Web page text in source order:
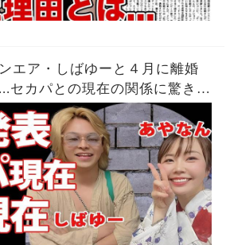
エア・しばゆーと４月に離婚
セカパとの現在の関係に驚きを
ー＆あやなん』夫婦の精神崩壊